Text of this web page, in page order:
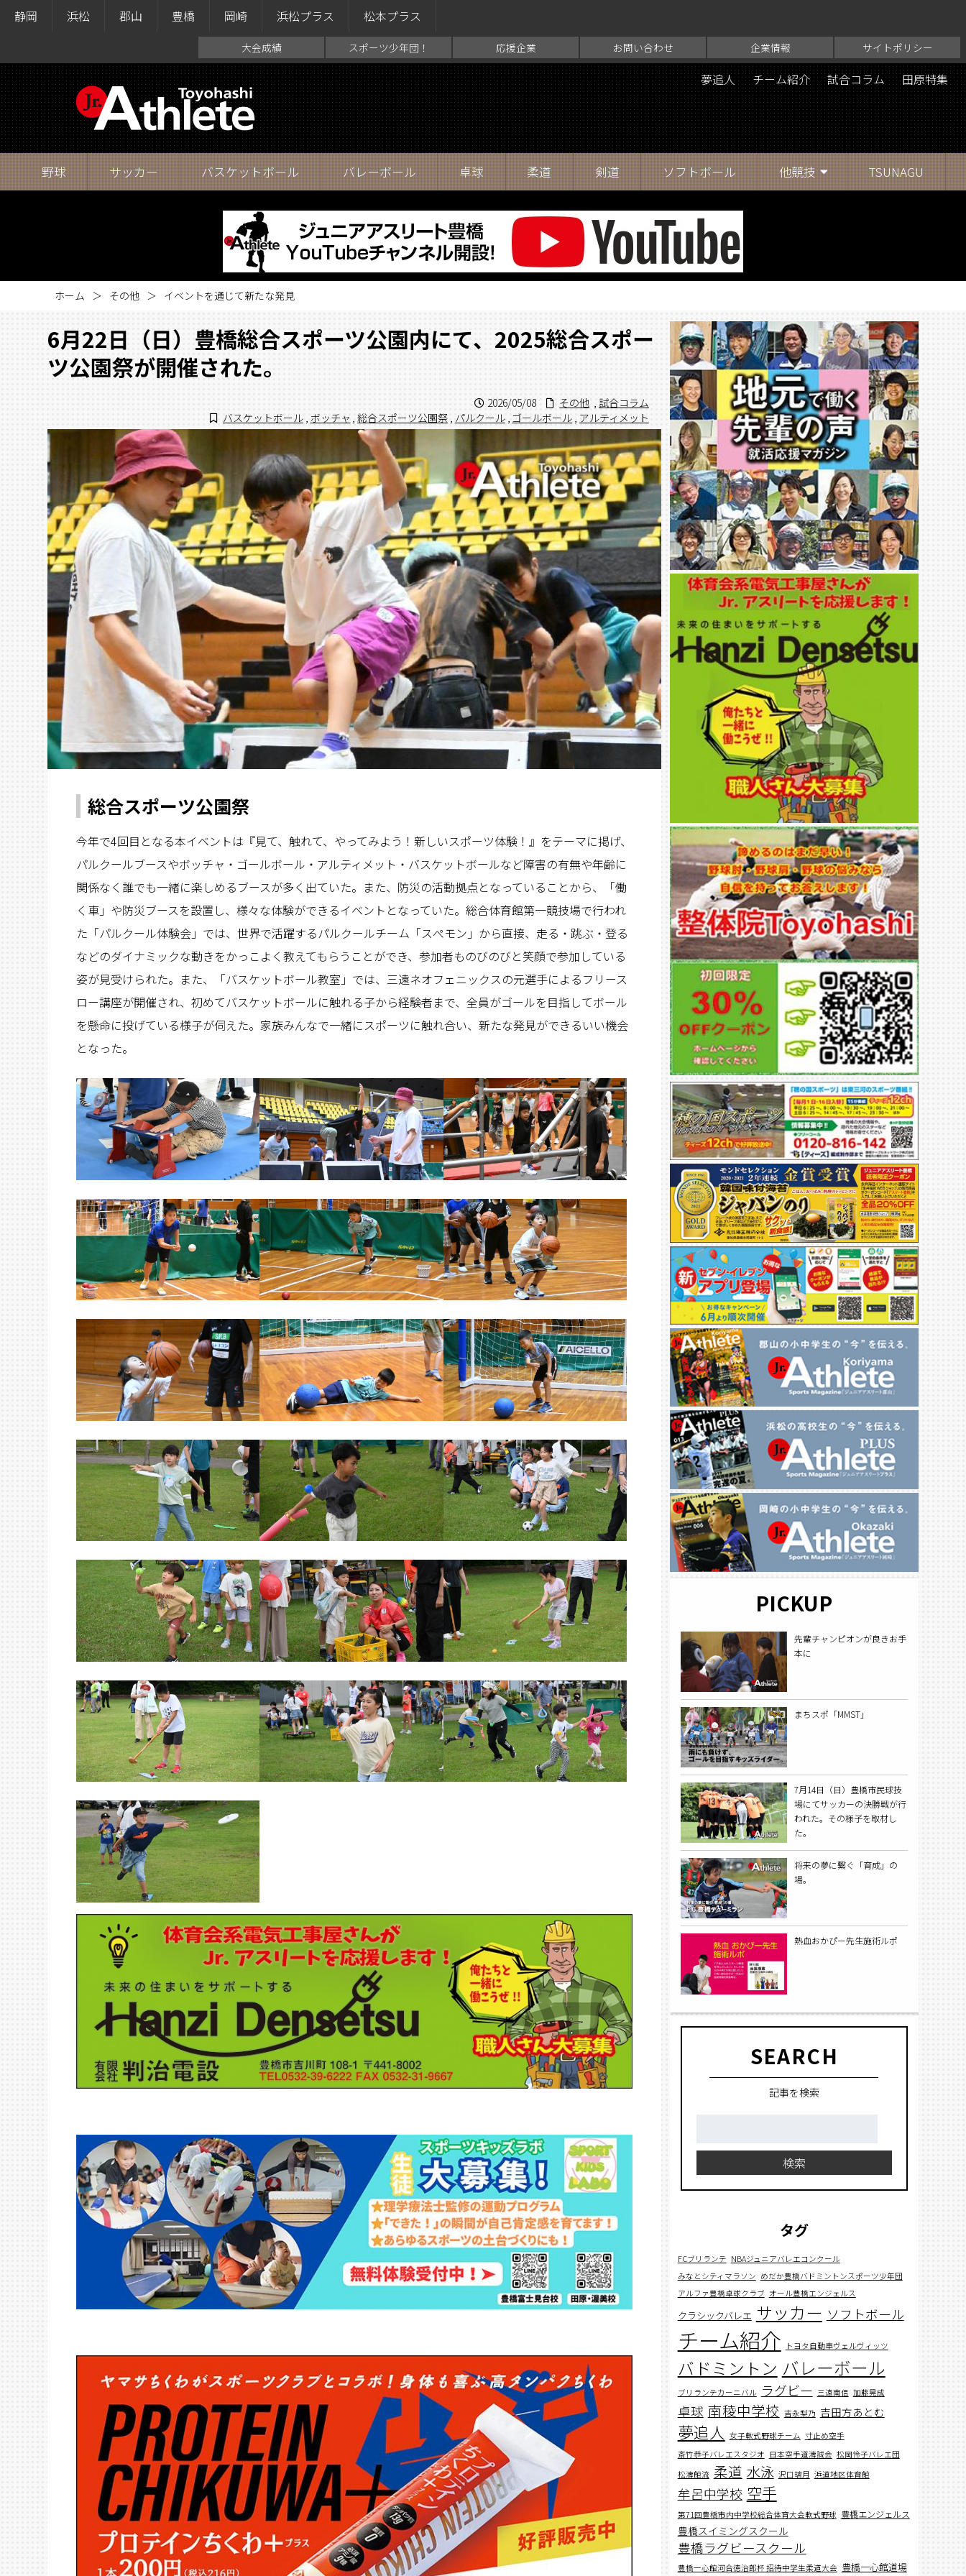
静岡 浜松 郡山 豊橋 岡崎 浜松プラス 松本プラス
大会成績 スポーツ少年団！ 応援企業 お問い合わせ 企業情報 サイトポリシー
夢追人 チーム紹介 試合コラム 田原特集
野球 サッカー バスケットボール バレーボール 卓球 柔道 剣道 ソフトボール 他競技 TSUNAGU
ホーム その他 イベントを通じて新たな発見
6月22日（日）豊橋総合スポーツ公園内にて、2025総合スポー
ツ公園祭が開催された。
2026/05/08 その他 , 試合コラム
バスケットボール , ボッチャ , 総合スポーツ公園祭 , パルクール , ゴールボール , アルティメット
総合スポーツ公園祭
今年で4回目となる本イベントは『見て、触れて、やってみよう！新しいスポーツ体験！』をテーマに掲げ、
パルクールブースやボッチャ・ゴールボール・アルティメット・バスケットボールなど障害の有無や年齢に
関係なく誰でも一緒に楽しめるブースが多く出ていた。また、防災の活動拠点となっていることから、「働
く車」や防災ブースを設置し、様々な体験ができるイベントとなっていた。総合体育館第一競技場で行われ
た「パルクール体験会」では、世界で活躍するパルクールチーム「スぺモン」から直接、走る・跳ぶ・登る
などのダイナミックな動きをかっこよく教えてもらうことができ、参加者ものびのびと笑顔で参加している
姿が見受けられた。また、「バスケットボール教室」では、三遠ネオフェニックスの元選手によるフリース
ロー講座が開催され、初めてバスケットボールに触れる子から経験者まで、全員がゴールを目指してボール
を懸命に投げている様子が伺えた。家族みんなで一緒にスポーツに触れ合い、新たな発見ができるいい機会
となった。
PICKUP
先輩チャンピオンが良きお手
本に
まちスポ「MMST」
7月14日（日）豊橋市民球技
場にてサッカーの決勝戦が行
われた。その様子を取材し
た。
将来の夢に繋ぐ「育成」の
場。
熱血おかぴー先生施術ルポ
SEARCH
記事を検索
検索
タグ
FCブリランテ NBAジュニアバレエコンクール
みなとシティマラソン めだか豊橋バドミントンスポーツ少年団
アルファ豊橋卓球クラブ オール豊橋エンジェルス
クラシックバレエ サッカー ソフトボール
チーム紹介 トヨタ自動車ヴェルヴィッツ
バドミントン バレーボール
ブリランテカーニバル ラグビー 三遠南信 加藤晃成
卓球 南稜中学校 吉永梨乃 吉田方あとむ
夢追人 女子軟式野球チーム 寸止め空手
斎竹恭子バレエスタジオ 日本空手道濤誠会 松岡怜子バレエ団
松濤館流 柔道 水泳 沢口璃月 浜道地区体育館
牟呂中学校 空手
第71回豊橋市内中学校総合体育大会軟式野球 豊橋エンジェルス
豊橋スイミングスクール
豊橋ラグビースクール
豊橋一心館河合徳治郎杯 招待中学生柔道大会 豊橋一心館道場